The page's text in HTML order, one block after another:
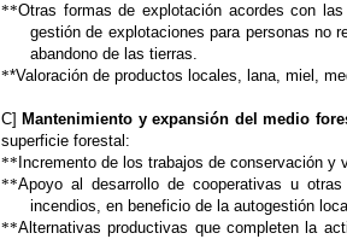
**Otras formas de explotación acordes con
gestión de explotaciones para personas no
abandono de las tierras.
**Valoración de productos locales, lana, miel,
C] Mantenimiento y expansión del medio
superficie forestal:
** Incremento de los trabajos de conservación
**Apoyo al desarrollo de cooperativas u
incendios, en beneficio de la autogestión
**Alternativas productivas que completen la